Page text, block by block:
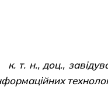
к. т. н., доц.,